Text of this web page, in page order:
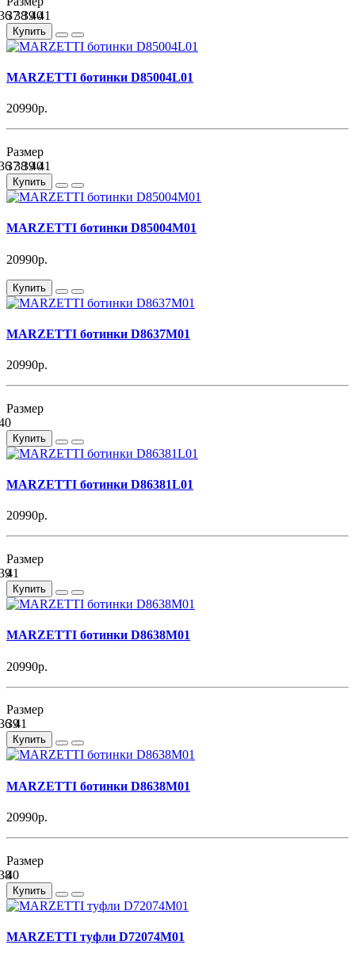
37383940
41
Купить
MARZETTI ботинки D85004L01
20990р.
Размер
37383940
41
Купить
MARZETTI ботинки D85004M01
20990р.
Купить
MARZETTI ботинки D8637M01
20990р.
Размер
Купить
MARZETTI ботинки D86381L01
20990р.
Размер
41
Купить
MARZETTI ботинки D8638M01
20990р.
Размер
39
41
Купить
MARZETTI ботинки D8638M01
20990р.
Размер
40
Купить
MARZETTI туфли D72074M01